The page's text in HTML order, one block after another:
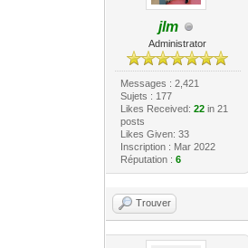
jlm
Administrator
Messages : 2,421
Sujets : 177
Likes Received: 22in 21
posts
Likes Given: 33
Inscription : Mar 2022
Réputation : 6
Trouver